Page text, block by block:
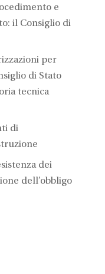
e
il Consiglio di
per
di Stato
tecnica
di
dei
dell’obbligo